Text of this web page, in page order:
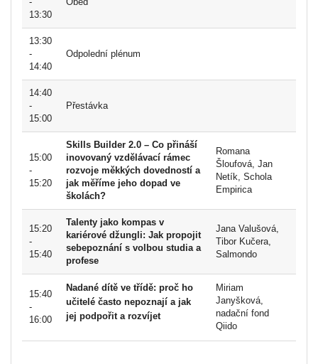
13:30
13:30
-
14:40
Odpolední plénum
14:40
-
15:00
Přestávka
15:00
-
15:20
Skills Builder 2.0 – Co přináší
inovovaný vzdělávací rámec
rozvoje měkkých dovedností a
jak měříme jeho dopad ve
školách?
Romana
Šloufová, Jan
Netík, Schola
Empirica
15:20
-
15:40
Talenty jako kompas v
kariérové džungli: Jak propojit
sebepoznání s volbou studia a
profese
Jana Valušová,
Tibor Kučera,
Salmondo
15:40
-
16:00
Nadané dítě ve třídě: proč ho
učitelé často nepoznají a jak
jej podpořit a rozvíjet
Miriam
Janyšková,
nadační fond
Qiido